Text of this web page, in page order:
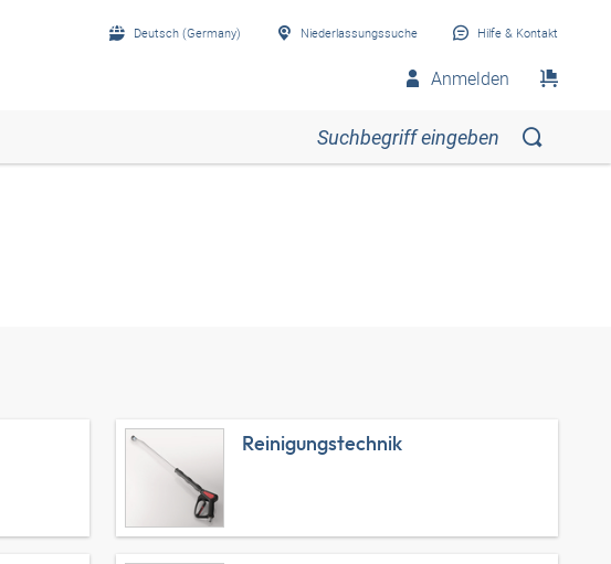
Deutsch (Germany) Niederlassungssuche Hilfe & Kontakt
Anmelden
Reinigungstechnik